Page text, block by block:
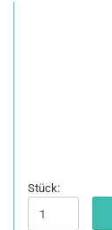
Stück: